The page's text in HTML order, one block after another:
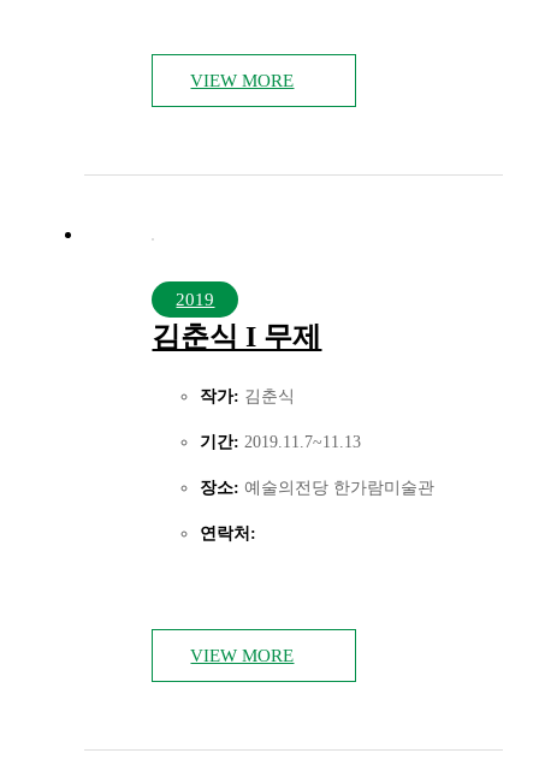
VIEW MORE
2019
김춘식 I 무제
작가: 김춘식
기간: 2019.11.7~11.13
장소: 예술의전당 한가람미술관
연락처:
VIEW MORE